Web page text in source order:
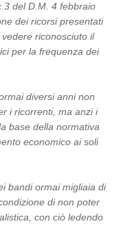
del D.M. 4 febbraio
dei ricorsi presentati
riconosciuto il
per la frequenza dei
diversi anni non
i ricorrenti, ma anzi i
base della normativa
economico ai soli
bandi ormai migliaia di
di non poter
con ciò ledendo